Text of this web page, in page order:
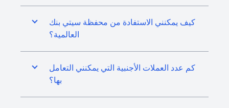
كيف يمكنني الاستفادة من محفظة سيتي بنك
العالمية؟
كم عدد العملات الأجنبية التي يمكنني التعامل
بها؟